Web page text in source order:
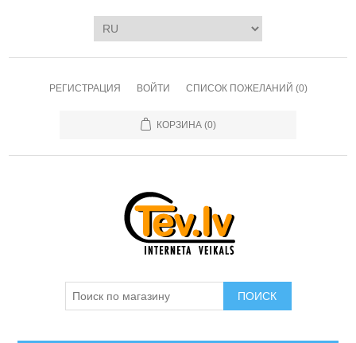
РЕГИСТРАЦИЯ ВОЙТИ СПИСОК ПОЖЕЛАНИЙ (0)
КОРЗИНА (0)
ПОИСК